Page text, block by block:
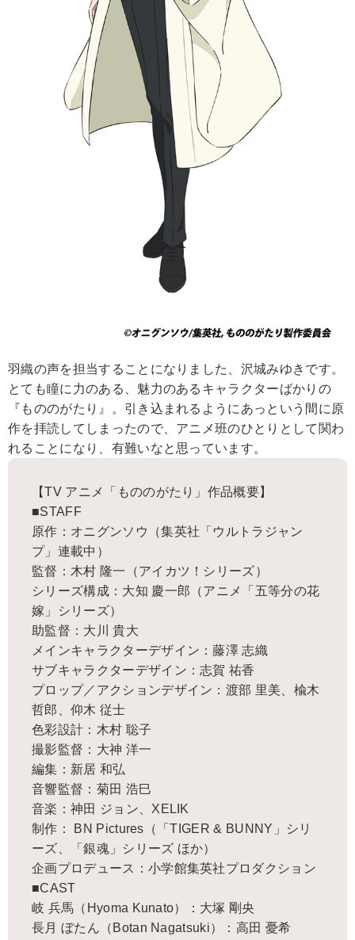
羽織の声を担当することになりました、沢城みゆきです。
とても瞳に力のある、魅力のあるキャラクターばかりの
『もののがたり』。引き込まれるようにあっという間に原
作を拝読してしまったので、アニメ班のひとりとして関わ
れることになり、有難いなと思っています。
【TV アニメ「もののがたり」作品概要】
■STAFF
原作：オニグンソウ（集英社「ウルトラジャン
プ」連載中）
監督：木村 隆一（アイカツ！シリーズ）
シリーズ構成：大知 慶一郎（アニメ「五等分の花
嫁」シリーズ）
助監督：大川 貴大
メインキャラクターデザイン：藤澤 志織
サブキャラクターデザイン：志賀 祐香
プロップ／アクションデザイン：渡部 里美、楡木
哲郎、仰木 従士
色彩設計：木村 聡子
撮影監督：大神 洋一
編集：新居 和弘
音響監督：菊田 浩巳
音楽：神田 ジョン、XELIK
制作： BN Pictures（「TIGER & BUNNY」シリ
ーズ、「銀魂」シリーズ ほか）
企画プロデュース：小学館集英社プロダクション
■CAST
岐 兵馬（Hyoma Kunato）：大塚 剛央
長月 ぼたん（Botan Nagatsuki）：高田 憂希